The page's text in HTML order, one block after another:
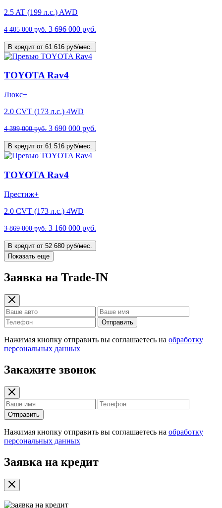
2.5 AT (199 л.с.) AWD
4 405 000 руб. 3 696 000 руб.
В кредит от 61 616 руб/мес.
TOYOTA Rav4
Люкс+
2.0 CVT (173 л.с.) 4WD
4 399 000 руб. 3 690 000 руб.
В кредит от 61 516 руб/мес.
TOYOTA Rav4
Престиж+
2.0 CVT (173 л.с.) 4WD
3 869 000 руб. 3 160 000 руб.
В кредит от 52 680 руб/мес.
Показать еще
Заявка на Trade-IN
Отправить
Нажимая кнопку отправить вы соглашаетесь на обработку
персональных данных
Закажите звонок
Отправить
Нажимая кнопку отправить вы соглашаетесь на обработку
персональных данных
Заявка на кредит